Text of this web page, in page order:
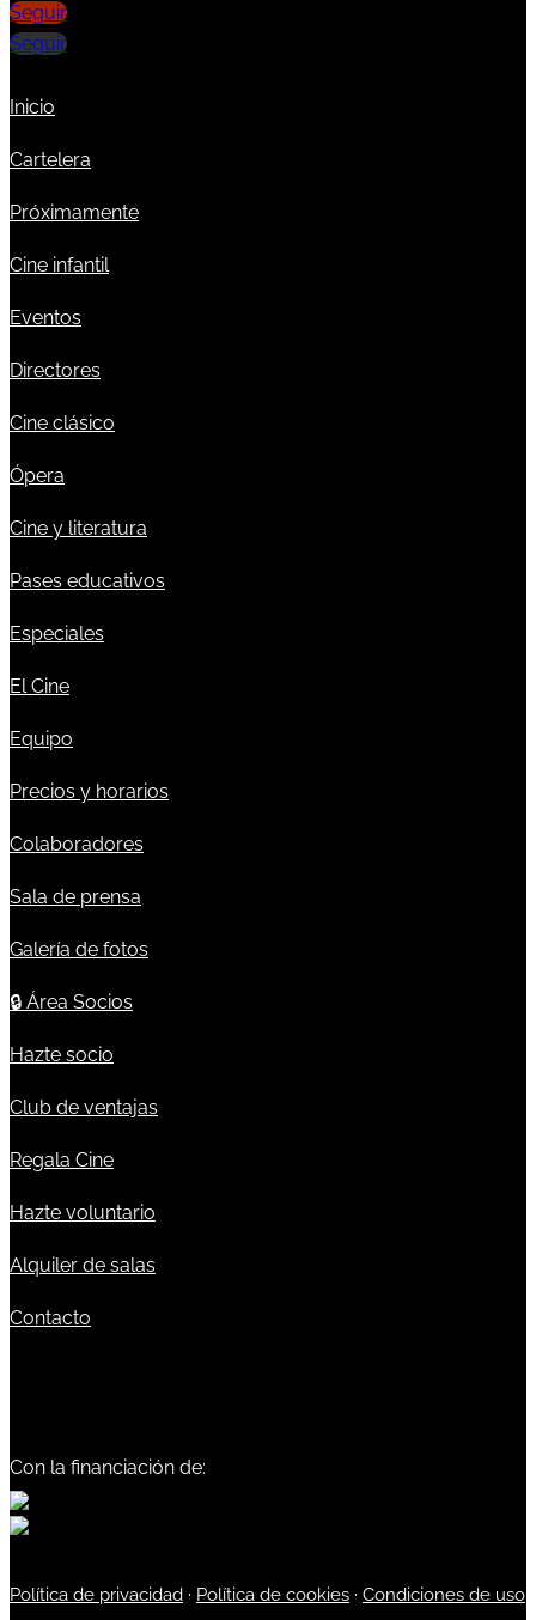
Seguir
Seguir
Inicio
Cartelera
Próximamente
Cine infantil
Eventos
Directores
Cine clásico
Ópera
Cine y literatura
Pases educativos
Especiales
El Cine
Equipo
Precios y horarios
Colaboradores
Sala de prensa
Galería de fotos
🔒 Área Socios
Hazte socio
Club de ventajas
Regala Cine
Hazte voluntario
Alquiler de salas
Contacto
Con la financiación de:
Política de privacidad · Política de cookies · Condiciones de uso